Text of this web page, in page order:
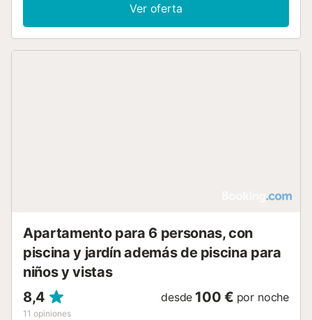
Ver oferta
Apartamento para 6 personas, con
piscina y jardín además de piscina para
niños y vistas
8,4
11 opiniones
desde 100 € por noche